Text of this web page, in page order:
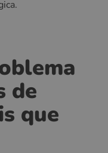
de
que